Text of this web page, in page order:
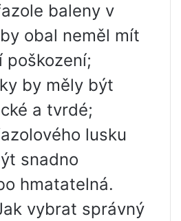
baleny v
obal neměl mít
poškození;
by měly být
a tvrdé;
lusku
snadno
hmatatelná.
vybrat správný